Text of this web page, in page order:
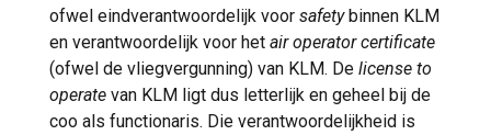
ofwel eindverantwoordelijk voor safetybinnen KLM
en verantwoordelijk voor het air operator certificate
(ofwel de vliegvergunning) van KLM. De license to
operate van KLM ligt dus letterlijk en geheel bij de
coo als functionaris. Die verantwoordelijkheid is